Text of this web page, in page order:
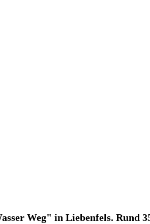
Weg" in Liebenfels. Rund